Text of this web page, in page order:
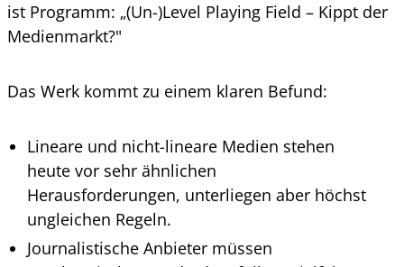
ist Programm: „(Un-)Level Playing Field – Kippt der
Medienmarkt?"
Das Werk kommt zu einem klaren Befund:
Lineare und nicht-lineare Medien stehen
heute vor sehr ähnlichen
Herausforderungen, unterliegen aber höchst
ungleichen Regeln.
Journalistische Anbieter müssen